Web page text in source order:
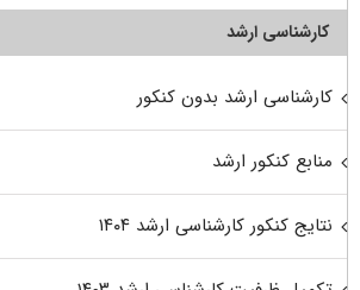
کارشناسی ارشد
کارشناسی ارشد بدون کنکور
منابع کنکور ارشد
نتایج کنکور کارشناسی ارشد ۱۴۰۴